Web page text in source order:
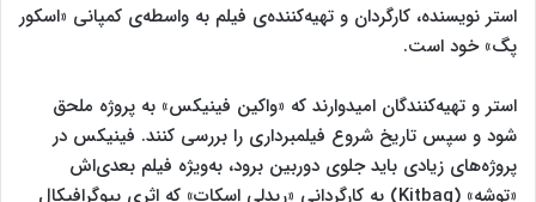
استر نویسنده‌، کارگردان و تهیه‌کننده‌ی فیلم به واسطه‌ی کمپانی «اسکور
پگ» خود است.
استر و تهیه‌کنندگان امیدوارند که «واکین فینیکس» به پروژه ملحق
شود و سپس تاریخ شروع فیلمبرداری را بررسی کنند. فینیکس در
پروژه‌های زیادی باید جلوی دوربین برود، به‌ویژه فیلم بعدی‌اش
«توشه» (Kitbag) به کارگردانی «ریدلی اسکات» که اثری بیوگرافیکال